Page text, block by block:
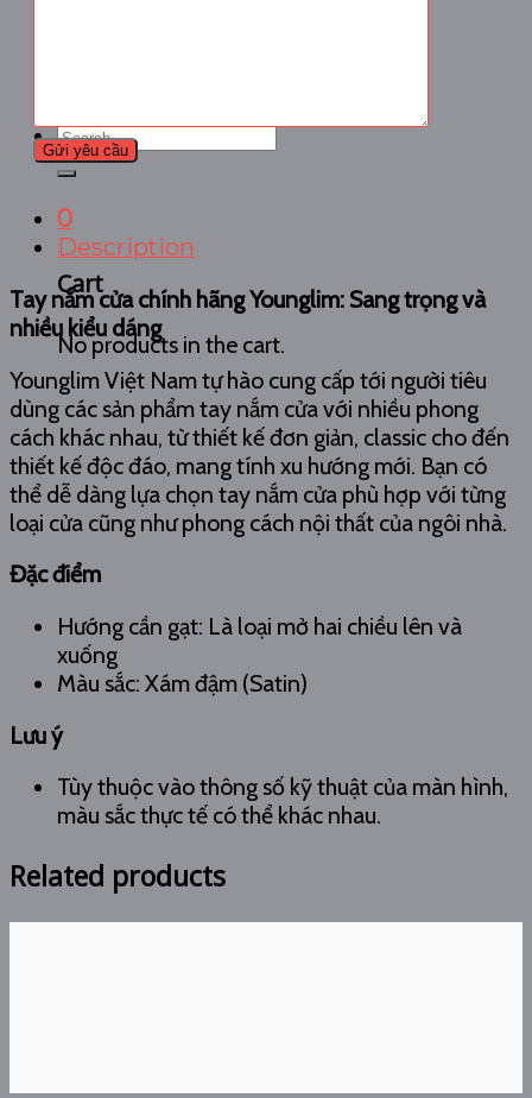
Search
for:
0
Cart
No products in the cart.
Description
Tay nắm cửa chính hãng Younglim: Sang trọng và
nhiều kiểu dáng
Younglim Việt Nam tự hào cung cấp tới người tiêu
dùng các sản phẩm tay nắm cửa với nhiều phong
cách khác nhau, từ thiết kế đơn giản, classic cho đến
thiết kế độc đáo, mang tính xu hướng mới. Bạn có
thể dễ dàng lựa chọn tay nắm cửa phù hợp với từng
loại cửa cũng như phong cách nội thất của ngôi nhà.
Đặc điểm
Hướng cần gạt: Là loại mở hai chiều lên và
xuống
Màu sắc: Xám đậm (Satin)
Lưu ý
Tùy thuộc vào thông số kỹ thuật của màn hình,
màu sắc thực tế có thể khác nhau.
Related products